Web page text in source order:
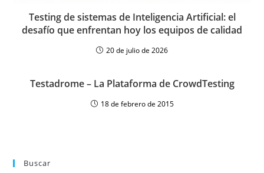
Testing de sistemas de Inteligencia Artificial: el
desafío que enfrentan hoy los equipos de calidad
20 de julio de 2026
Testadrome – La Plataforma de CrowdTesting
18 de febrero de 2015
Buscar